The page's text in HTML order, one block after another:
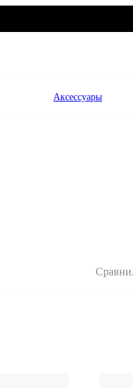
Аксессуары